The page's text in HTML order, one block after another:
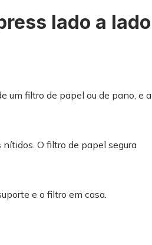
lado a lado
um filtro de papel ou de pano, e a
O filtro de papel segura
e o filtro em casa.